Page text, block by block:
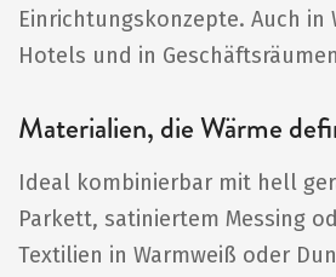
Einrichtungskonzepte. Auch in
Hotels und in
Materialien, die Wärme
Ideal kombinierbar mit hell
Parkett, satiniertem Messing
Textilien in Warmweiß oder